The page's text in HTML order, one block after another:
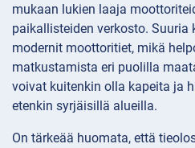
mukaan lukien laaja
paikallisteiden verkosto. Suuria
modernit moottoritiet, mikä
matkustamista eri puolilla
voivat kuitenkin olla kapeita ja
etenkin syrjäisillä alueilla.
On tärkeää huomata, että